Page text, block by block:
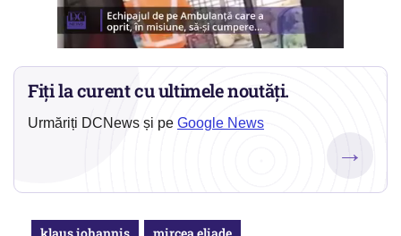
Fiți la curent cu ultimele noutăți.
Urmăriți DCNews și pe Google News
→